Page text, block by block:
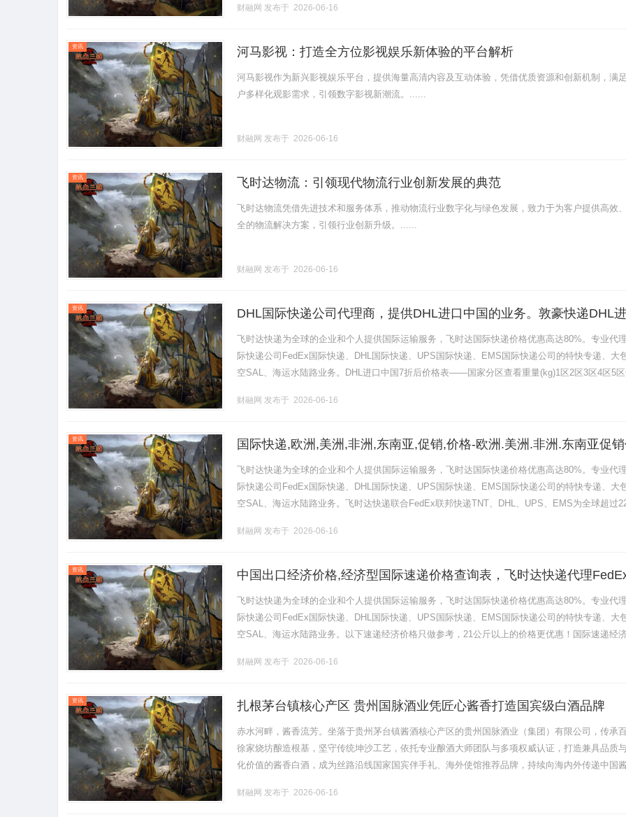
财融网 发布于 2026-06-16
资讯 河马影视：打造全方位影视娱乐新体验的平台解析
河马影视作为新兴影视娱乐平台，提供海量高清内容及互动体验，凭借优质资源和创新机制，满
户多样化观影需求，引领数字影视新潮流。......
财融网 发布于 2026-06-16
资讯 飞时达物流：引领现代物流行业创新发展的典范
飞时达物流凭借先进技术和服务体系，推动物流行业数字化与绿色发展，致力于为客户提供高效
全的物流解决方案，引领行业创新升级。......
财融网 发布于 2026-06-16
资讯
DHL国际快递公司代理商，提供DHL进口中国的业务。敦豪快递DHL
促销价格,DHL快递价格,DHL国际快递价格
飞时达快递为全球的企业和个人提供国际运输服务，飞时达国际快递价格优惠高达80%。专业代
际快递公司FedEx国际快递、DHL国际快递、UPS国际快递、EMS国际快递公司的特快专递、大
空SAL、海运水陆路业务。DHL进口中国7折后价格表——国家分区查看重量(kg)1区2区3区4区5
财融网 发布于 2026-06-16
资讯
国际快递,欧洲,美洲,非洲,东南亚,促销,价格-欧洲.美洲.非洲.东南亚促
格
飞时达快递为全球的企业和个人提供国际运输服务，飞时达国际快递价格优惠高达80%。专业代
际快递公司FedEx国际快递、DHL国际快递、UPS国际快递、EMS国际快递公司的特快专递、大
空SAL、海运水陆路业务。飞时达快递联合FedEx联邦快递TNT、DHL、UPS、EMS为全球超过
财融网 发布于 2026-06-16
资讯
中国出口经济价格,经济型国际速递价格查询表，飞时达快递代理
邦快递、DHL、UPS、EMS航空SAL海运水陆路业务
飞时达快递为全球的企业和个人提供国际运输服务，飞时达国际快递价格优惠高达80%。专业代
际快递公司FedEx国际快递、DHL国际快递、UPS国际快递、EMS国际快递公司的特快专递、大
空SAL、海运水陆路业务。以下速递经济价格只做参考，21公斤以上的价格更优惠！国际速递经
财融网 发布于 2026-06-16
资讯 扎根茅台镇核心产区 贵州国脉酒业凭匠心酱香打造国宾级白酒品牌
赤水河畔，酱香流芳。坐落于贵州茅台镇酱酒核心产区的贵州国脉酒业（集团）有限公司，传承
徐家烧坊酿造根基，坚守传统坤沙工艺，依托专业酿酒大师团队与多项权威认证，打造兼具品质
化价值的酱香白酒，成为丝路沿线国家国宾伴手礼、海外使馆推荐品牌，持续向海内外传递中国
台镇不可.........
财融网 发布于 2026-06-16